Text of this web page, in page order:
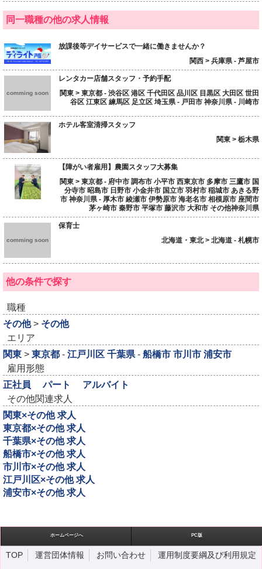
同一職種の他の求人情報
放課後等デイサービスで一緒に働きませんか？
関西 > 兵庫県 - 芦屋市
comming soon
レンタカー店舗スタッフ・予約手配
関東 > 東京都 - 渋谷区 港区 千代田区 品川区 目黒区 大田区 世田
谷区 江東区 練馬区 足立区 埼玉県 - 戸田市 神奈川県 - 川崎市
ホテル客室清掃スタッフ
関東 > 栃木県
【障がい者雇用】農園スタッフ大募集
関東 > 東京都 - 府中市 調布市 小平市 西東京市 多摩市 三鷹市 国
分寺市 昭島市 日野市 小金井市 国立市 羽村市 稲城市 あきる野
市 神奈川県 - 厚木市 綾瀬市 伊勢原市 海老名市 相模原市 座間市
茅ヶ崎市 秦野市 平塚市 藤沢市 大和市 その他神奈川県
comming soon
保育士
北海道・東北 > 北海道 - 札幌市
他の条件で探す
職種
その他> その他
エリア
関東 > 東京都 - 江戸川区 千葉県 - 船橋市 市川市 浦安市
雇用形態
正社員
パート
アルバイト
その他関連求人
関東×その他 求人
東京都×その他 求人
千葉県×その他 求人
船橋市×その他 求人
市川市×その他 求人
江戸川区×その他 求人
浦安市×その他 求人
ホームページへ PC版
TOP 運営団体情報 お問い合わせ 運用制度要綱及び利用規定